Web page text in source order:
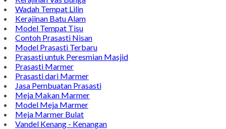
Wadah Tempat Lilin
Kerajinan Batu Alam
Model Tempat Tisu
Contoh Prasasti Nisan
Model Prasasti Terbaru
Prasasti untuk Peresmian Masjid
Prasasti Marmer
Prasasti dari Marmer
Jasa Pembuatan Prasasti
Meja Makan Marmer
Model Meja Marmer
Meja Marmer Bulat
Vandel Kenang - Kenangan